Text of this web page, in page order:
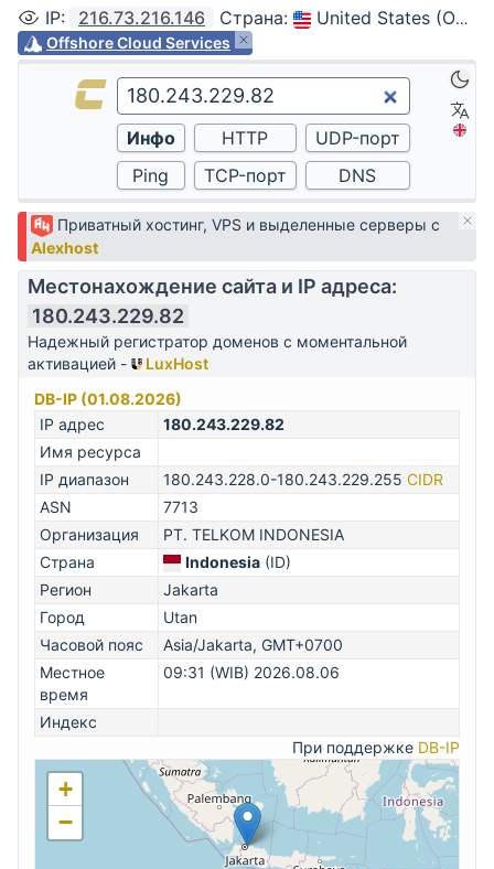
IP: 216.73.216.146 Страна: United States (Ohio, Columbus)
Offshore Cloud Services
Приватный хостинг, VPS и выделенные серверы с
Alexhost
Местонахождение сайта и IP адреса:
180.243.229.82
Надежный регистратор доменов с моментальной
активацией -
LuxHost
DB-IP (01.08.2026)
IP адрес
180.243.229.82
Имя ресурса
IP диапазон
180.243.228.0-180.243.229.255 CIDR
ASN
7713
Организация
PT. TELKOM INDONESIA
Страна
Indonesia (ID)
Регион
Jakarta
Город
Utan
Часовой пояс
Asia/Jakarta, GMT+0700
Местное
время
09:31 (WIB) 2026.08.06
Индекс
При поддержке DB-IP
+
−